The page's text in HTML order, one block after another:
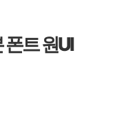
폰트 원UI